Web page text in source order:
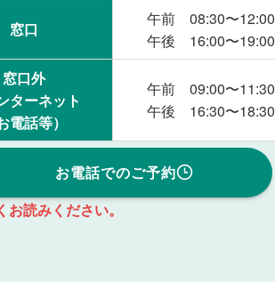
窓口
午前 08:30〜12:00
午後 16:00〜19:00
窓口外
ターネット
電話等）
午前 09:00〜11:30
午後 16:30〜18:30
お電話でのご予約
お読みください。